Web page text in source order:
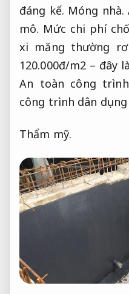
đáng kể. Móng nhà.
mô. Mức chi phí
xi măng thường
120.000đ/m2 – đây
An toàn công
công trình dân dụng
Thẩm mỹ.